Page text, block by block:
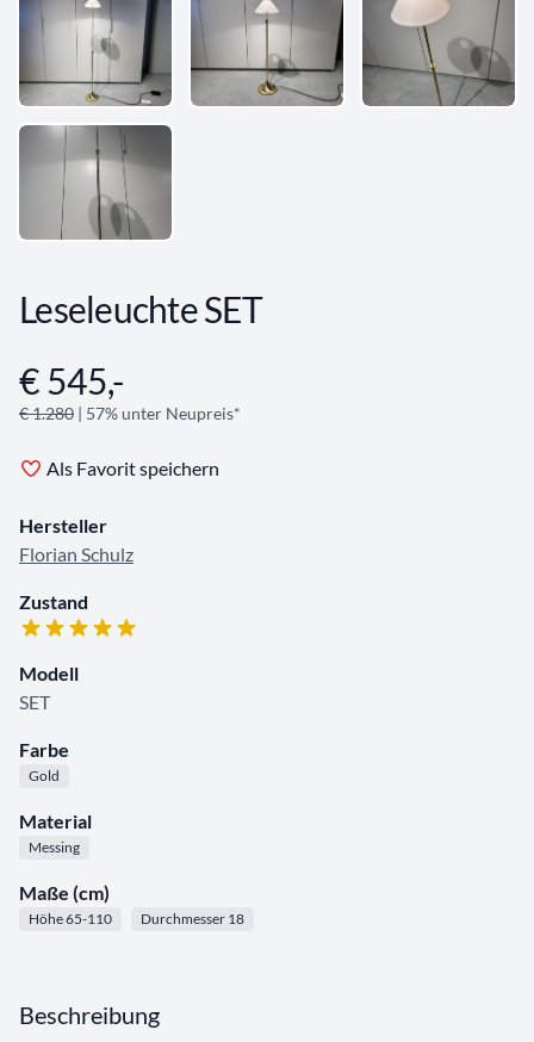
Leseleuchte SET
Angebotsinformationen
€ 545,-
€ 1.280 | 57% unter Neupreis*
Als Favorit speichern
Hersteller
Florian Schulz
Zustand
Modell
SET
Farbe
Gold
Material
Messing
Maße (cm)
Höhe 65-110 Durchmesser 18
Beschreibung